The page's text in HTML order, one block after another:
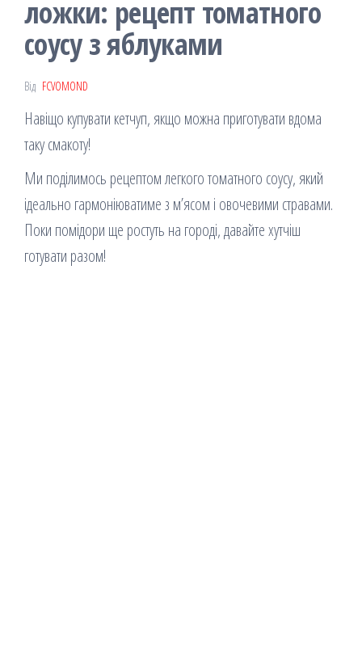
ложки: рецепт томатного
соусу з яблуками
Від FCVOMOND
Навіщо купувати кетчуп, якщо можна приготувати вдома
таку смакоту!
Ми поділимось рецептом легкого томатного соусу, який
ідеально гармоніюватиме з м’ясом і овочевими стравами.
Поки помідори ще ростуть на городі, давайте хутчіш
готувати разом!